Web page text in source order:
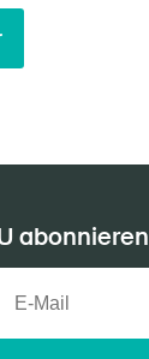
abonnieren